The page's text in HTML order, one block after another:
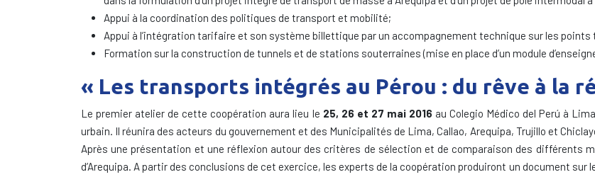
Appui à la coordination des politiques de transport et mobilité;
Appui à l’intégration tarifaire et son système billettique par un accompagnement technique sur les
Formation sur la construction de tunnels et de stations souterraines (mise en place d’un module
« Les transports intégrés au Pérou : du rêve à la
Le premier atelier de cette coopération aura lieu le 25, 26 et 27 mai 2016 au Colegio Médico del Perú à
urbain. Il réunira des acteurs du gouvernement et des Municipalités de Lima, Callao, Arequipa, Trujillo et
Après une présentation et une réflexion autour des critères de sélection et de comparaison des différents
d’Arequipa. A partir des conclusions de cet exercice, les experts de la coopération produiront un document sur